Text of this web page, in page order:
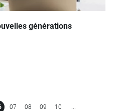
générations
07 08 09 10 ...